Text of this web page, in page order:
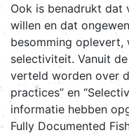
Ook is benadrukt dat
willen en dat
besomming
selectiviteit. Vanuit
verteld worden over
practices” en
informatie hebben
Fully Documented